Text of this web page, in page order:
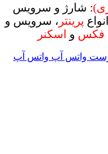
: شارژ و سرویس
پرینتر ، سرویس و
فکس و اسکنر
واتس آپ واتس آپ